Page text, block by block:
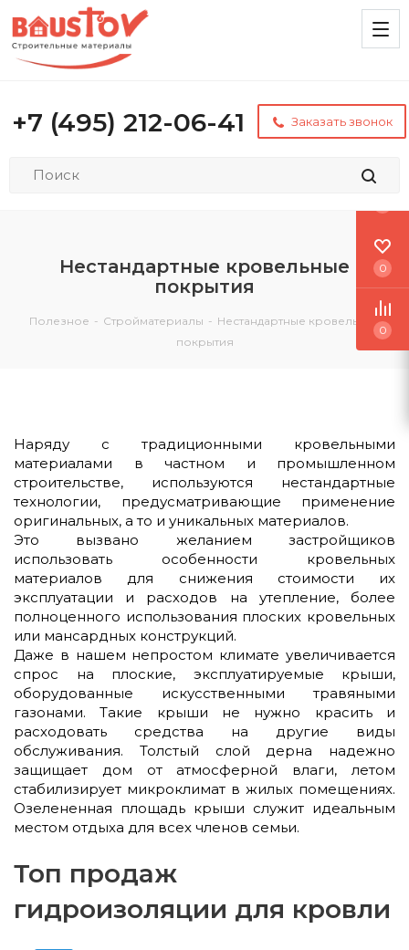
+7 (495) 212-06-41 Заказать звонок
Нестандартные кровельные
покрытия
Полезное - Стройматериалы - Нестандартные кровельные
покрытия
Наряду с традиционными кровельными
материалами в частном и промышленном
строительстве, используются нестандартные
технологии, предусматривающие применение
оригинальных, а то и уникальных материалов.
Это вызвано желанием застройщиков
использовать особенности кровельных
материалов для снижения стоимости их
эксплуатации и расходов на утепление, более
полноценного использования плоских кровельных
или мансардных конструкций.
Даже в нашем непростом климате увеличивается
спрос на плоские, эксплуатируемые крыши,
оборудованные искусственными травяными
газонами. Такие крыши не нужно красить и
расходовать средства на другие виды
обслуживания. Толстый слой дерна надежно
защищает дом от атмосферной влаги, летом
стабилизирует микроклимат в жилых помещениях.
Озелененная площадь крыши служит идеальным
местом отдыха для всех членов семьи.
Топ продаж
гидроизоляции для кровли
0
0